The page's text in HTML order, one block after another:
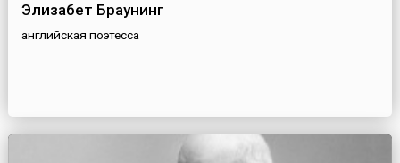
Элизабет Браунинг
английская поэтесса